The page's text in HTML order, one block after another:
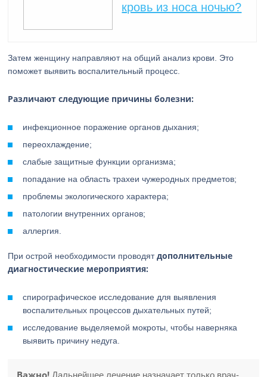
кровь из носа ночью?
Затем женщину направляют на общий анализ крови. Это
поможет выявить воспалительный процесс.
Различают следующие причины болезни:
инфекционное поражение органов дыхания;
переохлаждение;
слабые защитные функции организма;
попадание на область трахеи чужеродных предметов;
проблемы экологического характера;
патологии внутренних органов;
аллергия.
При острой необходимости проводятдополнительные
диагностические мероприятия:
спирографическое исследование для выявления
воспалительных процессов дыхательных путей;
исследование выделяемой мокроты, чтобы наверняка
выявить причину недуга.
Важно! Дальнейшее лечение назначает только врач-